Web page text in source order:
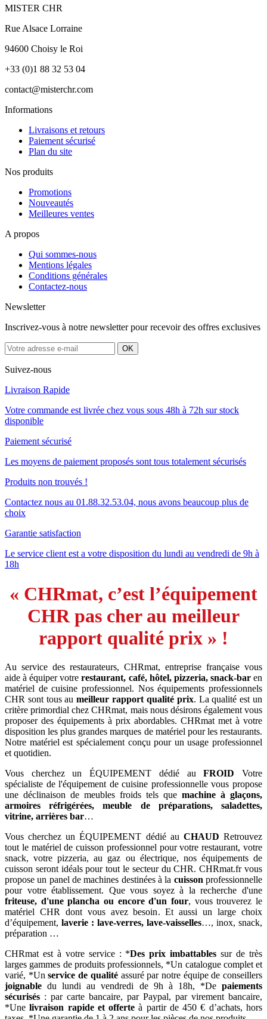
MISTER CHR
Rue Alsace Lorraine
94600 Choisy le Roi
+33 (0)1 88 32 53 04
contact@misterchr.com
Informations
Livraisons et retours
Paiement sécurisé
Plan du site
Nos produits
Promotions
Nouveautés
Meilleures ventes
A propos
Qui sommes-nous
Mentions légales
Conditions générales
Contactez-nous
Newsletter
Inscrivez-vous à notre newsletter pour recevoir des offres exclusives
Suivez-nous
Livraison Rapide
Votre commande est livrée chez vous sous 48h à 72h sur stock
disponible
Paiement sécurisé
Les moyens de paiement proposés sont tous totalement sécurisés
Produits non trouvés !
Contactez nous au 01.88.32.53.04, nous avons beaucoup plus de
choix
Garantie satisfaction
Le service client est a votre disposition du lundi au vendredi de 9h à
18h
« CHRmat, c’est l’équipement
CHR pas cher au meilleur
rapport qualité prix » !
Au service des restaurateurs, CHRmat, entreprise française vous
aide à équiper votrerestaurant, café, hôtel, pizzeria, snack-baren
matériel de cuisine professionnel. Nos équipements professionnels
CHR sont tous aumeilleur rapport qualité prix. La qualité est un
critère primordial chez CHRmat, mais nous désirons également vous
proposer des équipements à prix abordables. CHRmat met à votre
disposition les plus grandes marques de matériel pour les restaurants.
Notre matériel est spécialement conçu pour un usage professionnel
et quotidien.
Vous cherchez un ÉQUIPEMENT dédié auFROID Votre
spécialiste de l'équipement de cuisine professionnelle vous propose
une déclinaison de meubles froids tels que machine à glaçons,
armoires réfrigérées, meuble de préparations, saladettes,
vitrine, arrières bar…
Vous cherchez un ÉQUIPEMENT dédié au CHAUD Retrouvez
tout le matériel de cuisson professionnel pour votre restaurant, votre
snack, votre pizzeria, au gaz ou électrique, nos équipements de
cuisson seront idéals pour tout le secteur du CHR. CHRmat.fr vous
propose un panel de machines destinées à la cuisson professionnelle
pour votre établissement. Que vous soyez à la recherche d'une
friteuse, d'une plancha ou encore d'un four, vous trouverez le
matériel CHR dont vous avez besoin. Et aussi un large choix
d’équipement, laverie : lave-verres, lave-vaisselles…, inox, snack,
préparation …
CHRmat est à votre service : *Des prix imbattables sur de très
larges gammes de produits professionnels, *Un catalogue complet et
varié, *Unservice de qualitéassuré par notre équipe de conseillers
joignable du lundi au vendredi de 9h à 18h, *De paiements
sécurisés : par carte bancaire, par Paypal, par virement bancaire,
*Unelivraison rapide et offerte à partir de 450 € d’achats, hors